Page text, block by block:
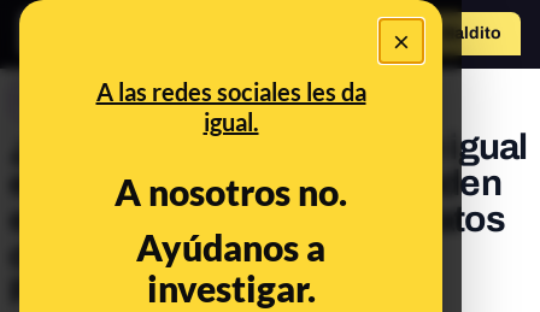
×
A las redes sociales les da
igual.
A nosotros no.
Ayúdanos a
investigar.
Hazte Maldito
CONTROL DEL PODER
¿PP y PSOE siempre votan igual
en Europa?¿Cuánto coinciden
el resto de partidos? Los datos
de las votaciones en el
Parlamento Europeo